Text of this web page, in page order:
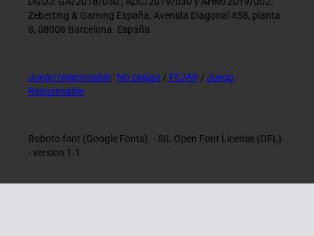
Zebetting & Gaming España, Avenida Diagonal 458, planta
8, 08006 Barcelona. España
Juego responsable : No caigas / FEJAR / Juego
Responsable
Roboto font (Google Fonts). - SIL Open Font License (OFL)
- version 1.1